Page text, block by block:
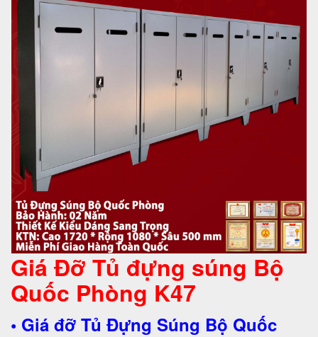
Giá Đỡ Tủ đựng súng Bộ
Quốc Phòng K47
• Giá đỡ Tủ Đựng Súng Bộ Quốc